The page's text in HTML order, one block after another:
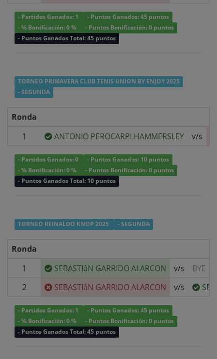
- Partidos Ganados: 1
- Puntos Ganados: 45 puntos
- % Bonificación: 0 %
- Puntos Bonificación: 0 puntos
- Puntos Ganados Total: 45 puntos
TORNEO PRIMAVERA CLUB TENIS UNION BY ENJOY 2025
- SEGUNDA
Ronda
1
ANTONIO PEROCARPI HAMMERSLEY v/s
- Partidos Ganados: 0
- Puntos Ganados: 10 puntos
- % Bonificación: 0 %
- Puntos Bonificación: 0 puntos
- Puntos Ganados Total: 10 puntos
TORNEO REINALDO KNOP 2025 - SEGUNDA
Ronda
1
SEBASTIáN GARRIDO ALARCON v/s
BYE
2
SEBASTIáN GARRIDO ALARCON v/s
- Partidos Ganados: 1
- Puntos Ganados: 45 puntos
- % Bonificación: 0 %
- Puntos Bonificación: 0 puntos
- Puntos Ganados Total: 45 puntos